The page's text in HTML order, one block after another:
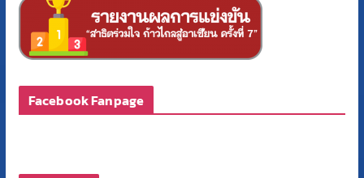
Facebook Fanpage